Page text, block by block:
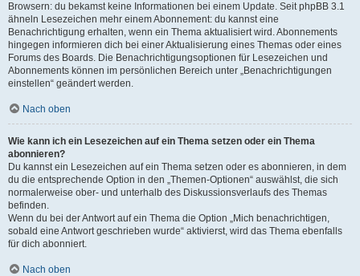
Browsern: du bekamst keine Informationen bei einem Update. Seit phpBB 3.1
ähneln Lesezeichen mehr einem Abonnement: du kannst eine
Benachrichtigung erhalten, wenn ein Thema aktualisiert wird. Abonnements
hingegen informieren dich bei einer Aktualisierung eines Themas oder eines
Forums des Boards. Die Benachrichtigungsoptionen für Lesezeichen und
Abonnements können im persönlichen Bereich unter „Benachrichtigungen
einstellen“ geändert werden.
Nach oben
Wie kann ich ein Lesezeichen auf ein Thema setzen oder ein Thema
abonnieren?
Du kannst ein Lesezeichen auf ein Thema setzen oder es abonnieren, in dem
du die entsprechende Option in den „Themen-Optionen“ auswählst, die sich
normalerweise ober- und unterhalb des Diskussionsverlaufs des Themas
befinden.
Wenn du bei der Antwort auf ein Thema die Option „Mich benachrichtigen,
sobald eine Antwort geschrieben wurde“ aktivierst, wird das Thema ebenfalls
für dich abonniert.
Nach oben